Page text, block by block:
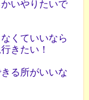
いやりたいで
くていいなら
きたい！
る所がいいな